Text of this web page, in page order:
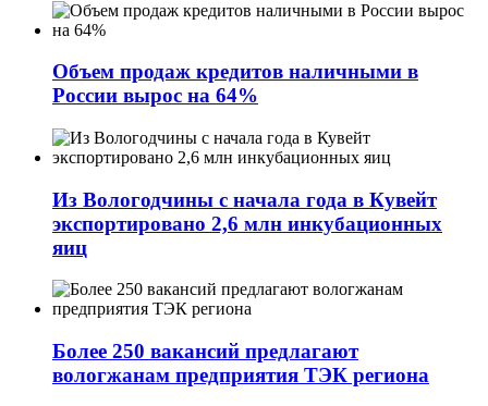
Объем продаж кредитов наличными в
России вырос на 64%
Из Вологодчины с начала года в Кувейт
экспортировано 2,6 млн инкубационных
яиц
Более 250 вакансий предлагают
вологжанам предприятия ТЭК региона